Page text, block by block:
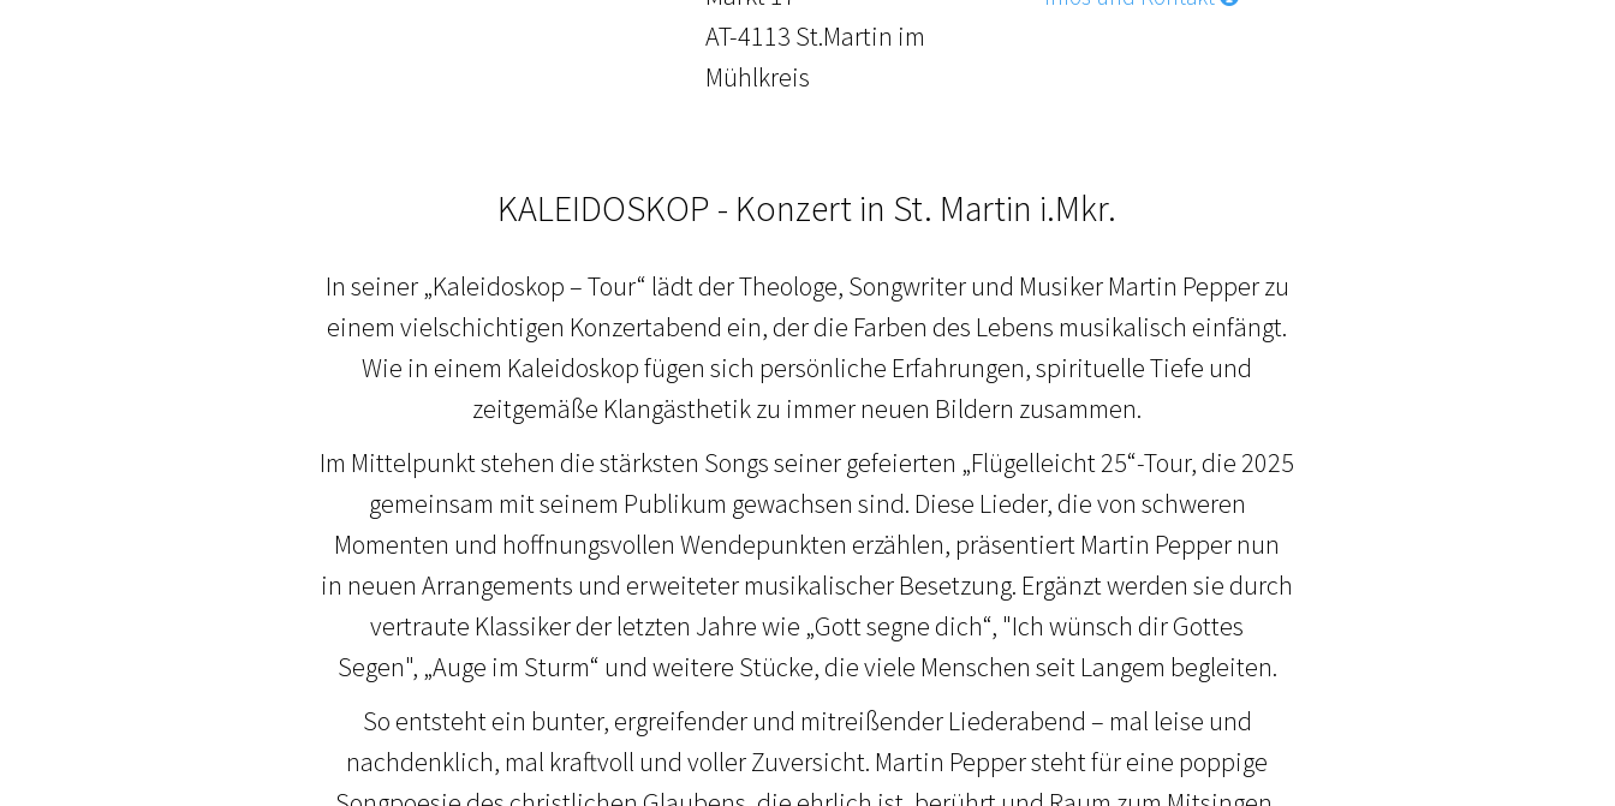
AT-4113 St.Martin im
Mühlkreis
KALEIDOSKOP - Konzert in St. Martin i.Mkr.
In seiner „Kaleidoskop – Tour“ lädt der Theologe, Songwriter und Musiker Martin Pepper zu
einem vielschichtigen Konzertabend ein, der die Farben des Lebens musikalisch einfängt.
Wie in einem Kaleidoskop fügen sich persönliche Erfahrungen, spirituelle Tiefe und
zeitgemäße Klangästhetik zu immer neuen Bildern zusammen.
Im Mittelpunkt stehen die stärksten Songs seiner gefeierten „Flügelleicht 25“-Tour, die 2025
gemeinsam mit seinem Publikum gewachsen sind. Diese Lieder, die von schweren
Momenten und hoffnungsvollen Wendepunkten erzählen, präsentiert Martin Pepper nun
in neuen Arrangements und erweiteter musikalischer Besetzung. Ergänzt werden sie durch
vertraute Klassiker der letzten Jahre wie „Gott segne dich“, "Ich wünsch dir Gottes
Segen", „Auge im Sturm“ und weitere Stücke, die viele Menschen seit Langem begleiten.
So entsteht ein bunter, ergreifender und mitreißender Liederabend – mal leise und
nachdenklich, mal kraftvoll und voller Zuversicht. Martin Pepper steht für eine poppige